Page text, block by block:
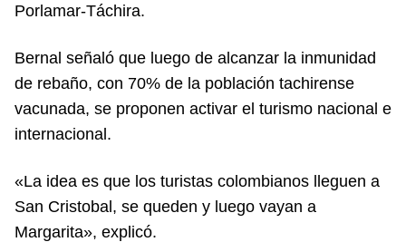
Porlamar-Táchira.
Bernal señaló que luego de alcanzar la inmunidad
de rebaño, con 70% de la población tachirense
vacunada, se proponen activar el turismo nacional e
internacional.
«La idea es que los turistas colombianos lleguen a
San Cristobal, se queden y luego vayan a
Margarita», explicó.